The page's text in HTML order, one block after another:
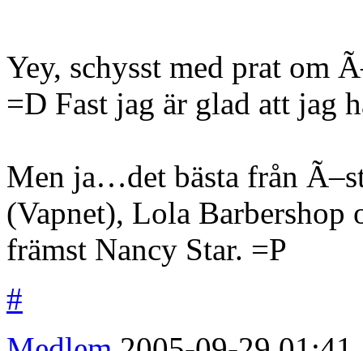
Yey, schysst med prat om
=D Fast jag är glad att jag
Men ja…det bästa från
(Vapnet), Lola Barbershop
främst Nancy Star. =P
#